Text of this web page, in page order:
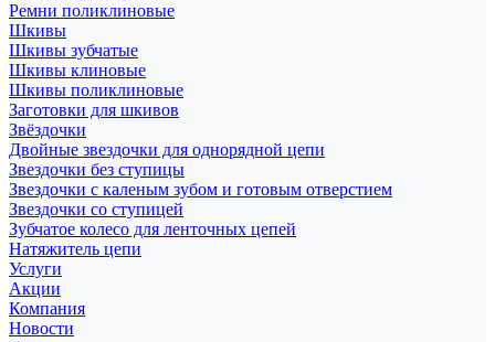
Ремни поликлиновые
Шкивы
Шкивы зубчатые
Шкивы клиновые
Шкивы поликлиновые
Заготовки для шкивов
Звёздочки
Двойные звездочки для однорядной цепи
Звездочки без ступицы
Звездочки с каленым зубом и готовым отверстием
Звездочки со ступицей
Зубчатое колесо для ленточных цепей
Натяжитель цепи
Услуги
Акции
Компания
Новости